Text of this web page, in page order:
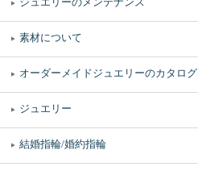
素材について
オーダーメイドジュエリーのカタログ
ジュエリー
結婚指輪/婚約指輪